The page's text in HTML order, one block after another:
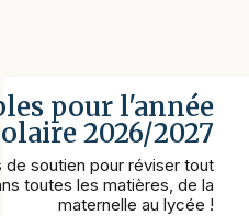
pour l'année
2026/2027
soutien pour réviser tout
toutes les matières, de la
maternelle au lycée !